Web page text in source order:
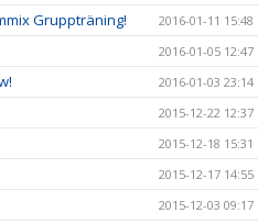
Gruppträning! 2016-01-11 15:48
2016-01-05 12:47
2016-01-03 23:14
2015-12-22 12:37
2015-12-18 15:31
2015-12-17 14:55
2015-12-03 09:17